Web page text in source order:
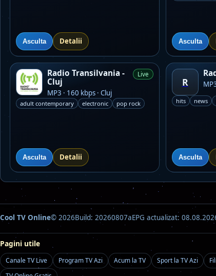
Asculta Detalii Asculta
Radio Transilvania -
Cluj
MP3 · 160 kbps · Cluj
Live
adult contemporary electronic pop rock
Asculta Detalii
R
hits news
Asculta
Cool TV Online© 2026Build: 20260807aEPG actualizat:
Pagini utile
Canale TV Live Program TV Azi Acum la TV Sport la TV Azi